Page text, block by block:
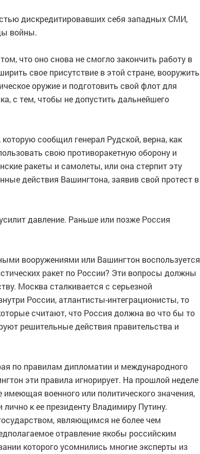
дискредитировавших себя западных СМИ,
войны.
что оно снова не смогло закончить работу в
свое присутствие в этой стране, вооружить
оружие и подготовить свой флот для
с тем, чтобы не допустить дальнейшего
сообщил генерал Рудской, верна, как
свою противоракетную оборону и
ракеты и самолеты, или она стерпит эту
действия Вашингтона, заявив свой протест в
давление. Раньше или позже Россия
вооружениями или Вашингтон воспользуется
ракет по России? Эти вопросы должны
Москва сталкивается с серьезной
России, атлантисты-интеграционисты, то
считают, что Россия должна во что бы то
решительные действия правительства и
по правилам дипломатии и международного
эти правила игнорирует. На прошлой неделе
военного или политического значения,
к ее президенту Владимиру Путину.
являющимся не более чем
отравление якобы российским
которого усомнились многие эксперты из